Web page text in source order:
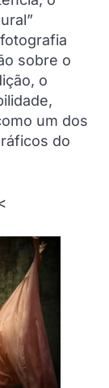
sobre o
o
um dos
do